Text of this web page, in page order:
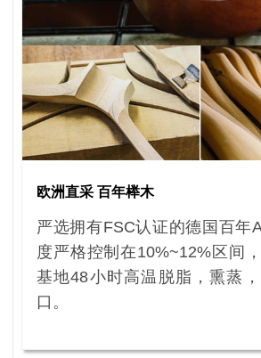
欧洲直采 百年榉木
严选拥有FSC认证的德国百年
度严格控制在10%~12%区间
基地48小时高温脱脂，熏蒸
口。